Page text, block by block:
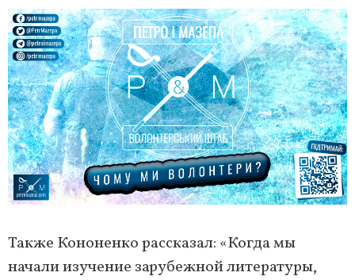
Также Кононенко рассказал: «Когда мы
начали изучение зарубежной литературы,